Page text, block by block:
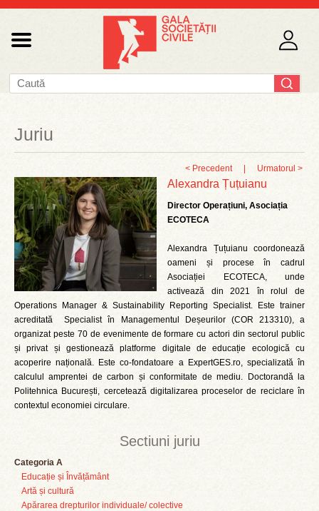
Sectiuni juriu
Categoria A
Educație și Învățământ
Artă și cultură
Apărarea drepturilor individuale/ colective
Juriu
< Precedent Urmatorul >
Alexandra Țuțuianu
Director Operațiuni, Asociația
ECOTECA
Alexandra Țuțuianu coordonează
oameni și procese în cadrul
Asociației ECOTECA, unde
activează din 2021 în rolul de
Operations Manager & Sustainability Reporting Specialist. Este trainer
acreditată Specialist în Managementul Deșeurilor (COR 213310), a
organizat peste 70 de evenimente de formare cu actori din sectorul public
și privat și gestionează platforme digitale de educație ecologică cu
acoperire națională. Este co-fondatoare a ExpertGES.ro, specializată în
calculul amprentei de carbon și conformitate de mediu. Doctorandă la
Politehnica București, cercetează digitalizarea proceselor de reciclare în
contextul economiei circulare.